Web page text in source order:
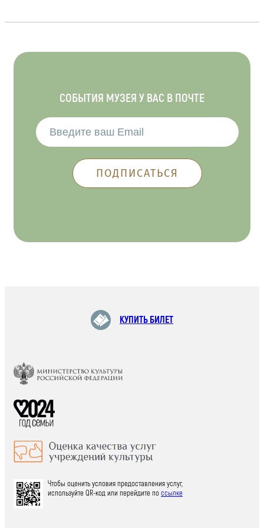
СОБЫТИЯ МУЗЕЯ У ВАС В ПОЧТЕ
КУПИТЬ БИЛЕТ
Чтобы оценить условия предоставления услуг,
используйте QR-код или перейдите поссылке